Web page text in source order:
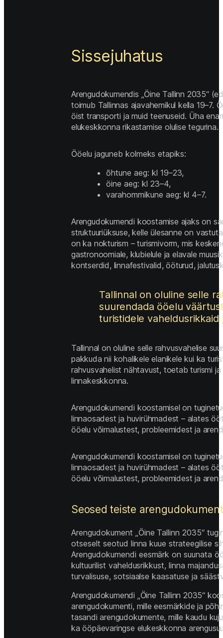
Sissejuhatus
Arengudokumendis „Öine Tallinn 2035“
toimub Tallinnas ajavahemikul kella 19–7.
öist transporti ja muid teenuseid. Üha
elukeskkonna rikastamise olulise tegurina.
Ööelu jaguneb kolmeks etapiks:
õhtune aeg: kl 19–23,
öine aeg: kl 23–4,
varahommikune aeg: kl 4–7.
Arengudokumendi koostamise ajaks on
struktuuriüksuse, kelle ülesanne on
on ka nokturism – turismivorm, mis
gastronoomiale, klubielule ja elavale
kontserdid, linnafestivalid, ööturud,
Tallinnal on oluline selle
suurendada ööelu
turistidele vaheldusrikkaid
Tallinnal on oluline selle rahvusvahelise
pakkuda nii kohalikele elanikele kui ka
rahvusvahelist nähtavust, toetab turismi
linnakeskkonna.
Arengudokumendi koostamisel on
linnaosadest ja huvirühmadest – alates
ööelu võimalustest, probleemidest ja
Arengudokumendi koostamisel on
linnaosadest ja huvirühmadest – alates
ööelu võimalustest, probleemidest ja
Seosed teiste
Arengudokument „Öine Tallinn 2035“
otseselt seotud linna kuue strateegilise
Arengudokumendi eesmärk on suunata
kultuurilist vaheldusrikkust, linna
turvalisuse, sotsiaalse kaasatuse ja
Arengudokumendi „Öine Tallinn 2035“
arengudokumenti, mille eesmärkide ja
tasandi arengudokumente, mille kaudu
ka ööpäevaringse elukeskkonna